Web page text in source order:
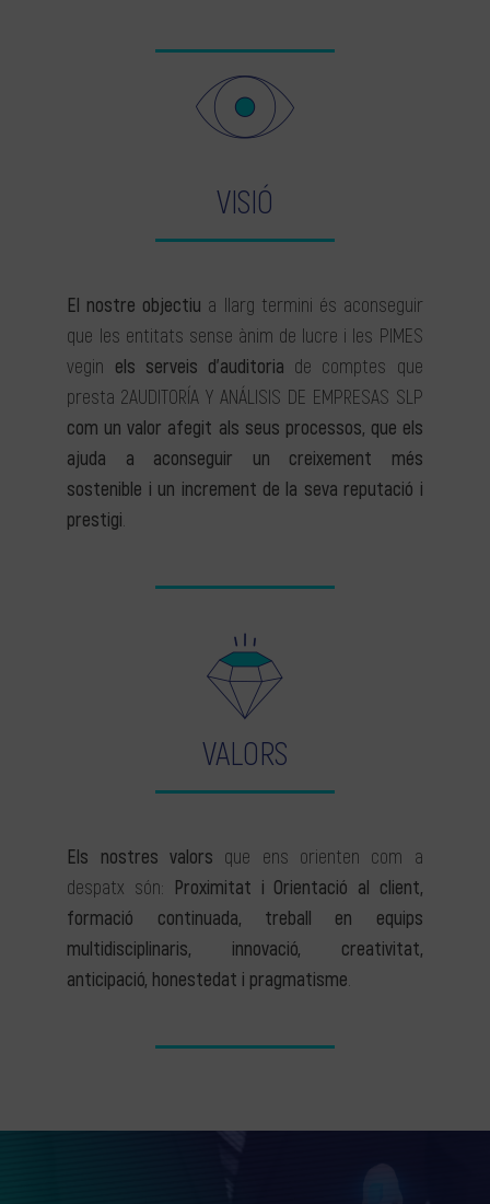
VISIÓ
El nostre objectiu a llarg termini és aconseguir
que les entitats sense ànim de lucre i les PIMES
vegin els serveis d’auditoria de comptes que
presta 2AUDITORÍA Y ANÁLISIS DE EMPRESAS SLP
com un valor afegit als seus processos, que els
ajuda a aconseguir un creixement més
sostenible i un increment de la seva reputació i
prestigi.
VALORS
Els nostres valors que ens orienten com a
despatx són: Proximitat i Orientació al client,
formació continuada, treball en equips
multidisciplinaris, innovació, creativitat,
anticipació, honestedat i pragmatisme.